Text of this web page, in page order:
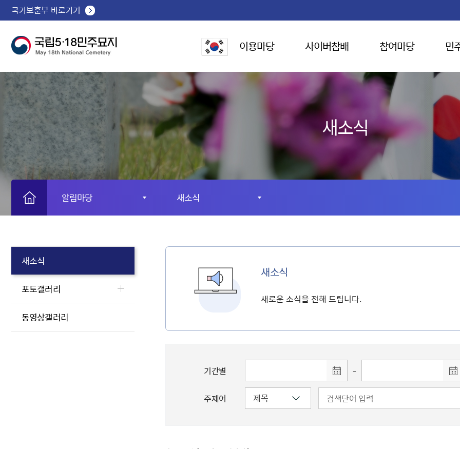
국가보훈부 바로가기
이용마당 사이버참배 참여마당 민
새소식
알림마당 새소식
새소식
포토갤러리
동영상갤러리
새소식
새로운 소식을 전해 드립니다.
기간별 -
주제어